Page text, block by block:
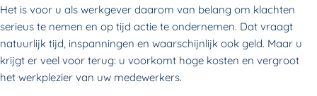
Het is voor u als werkgever daarom van belang om klachten
serieus te nemen en op tijd actie te ondernemen. Dat vraagt
natuurlijk tijd, inspanningen en waarschijnlijk ook geld. Maar u
krijgt er veel voor terug: u voorkomt hoge kosten en vergroot
het werkplezier van uw medewerkers.